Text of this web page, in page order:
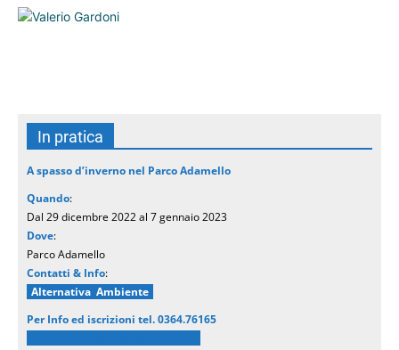
In pratica
A spasso d’inverno nel Parco Adamello
Quando:
Dal 29 dicembre 2022 al 7 gennaio 2023
Dove:
Parco Adamello
Contatti & Info:
Alternativa Ambiente
Per Info ed iscrizioni tel. 0364.76165